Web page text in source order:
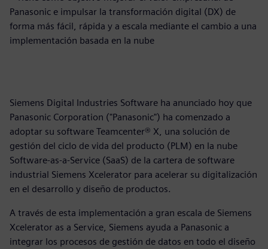
Panasonic e impulsar la transformación digital (DX) de
forma más fácil, rápida y a escala mediante el cambio a una
implementación basada en la nube
Siemens Digital Industries Software ha anunciado hoy que
Panasonic Corporation ("Panasonic") ha comenzado a
adoptar su software Teamcenter® X, una solución de
gestión del ciclo de vida del producto (PLM) en la nube
Software-as-a-Service (SaaS) de la cartera de software
industrial Siemens Xcelerator para acelerar su digitalización
en el desarrollo y diseño de productos.
A través de esta implementación a gran escala de Siemens
Xcelerator as a Service, Siemens ayuda a Panasonic a
integrar los procesos de gestión de datos en todo el diseño